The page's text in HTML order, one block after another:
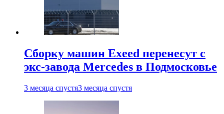
Сборку машин Exeed перенесут с
экс-завода Mercedes в Подмосковье
3 месяца спустя3 месяца спустя